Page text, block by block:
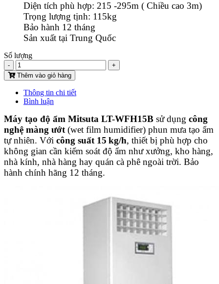
Diện tích phù hợp: 215 -295m ( Chiều cao 3m)
Trọng lượng tịnh: 115kg
Bảo hành 12 tháng
Sản xuất tại Trung Quốc
Số lượng
-
+
Thêm vào giỏ hàng
Thông tin chi tiết
Bình luận
Máy tạo độ ẩm Mitsuta LT-WFH15B sử dụng công
nghệ màng ướt (wet film humidifier) phun mưa tạo ẩm
tự nhiên. Với công suất 15 kg/h, thiết bị phù hợp cho
không gian cần kiểm soát độ ẩm như xưởng, kho hàng,
nhà kính, nhà hàng hay quán cà phê ngoài trời. Bảo
hành chính hãng 12 tháng.